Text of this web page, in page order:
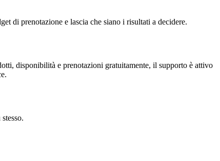
di prenotazione e lascia che siano i risultati a decidere.
disponibilità e prenotazioni gratuitamente, il supporto è attivo